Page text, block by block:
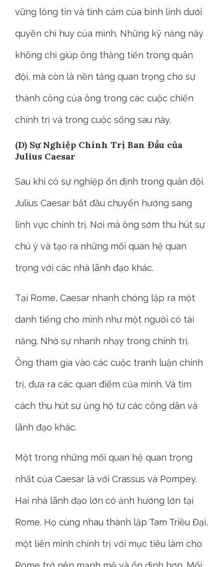
vững lòng tin và tình cảm của binh lính dưới
quyền chỉ huy của mình. Những kỹ năng này
không chỉ giúp ông thăng tiến trong quân
đội, mà còn là nền tảng quan trọng cho sự
thành công của ông trong các cuộc chiến
chính trị và trong cuộc sống sau này.
(D) Sự Nghiệp Chính Trị Ban Đầu của
Julius Caesar
Sau khi có sự nghiệp ổn định trong quân đội.
Julius Caesar bắt đầu chuyển hướng sang
lĩnh vực chính trị. Nơi mà ông sớm thu hút sự
chú ý và tạo ra những mối quan hệ quan
trọng với các nhà lãnh đạo khác.
Tại Rome, Caesar nhanh chóng lập ra một
danh tiếng cho mình như một người có tài
năng. Nhờ sự nhanh nhạy trong chính trị.
Ông tham gia vào các cuộc tranh luận chính
trị, đưa ra các quan điểm của mình. Và tìm
cách thu hút sự ủng hộ từ các công dân và
lãnh đạo khác.
Một trong những mối quan hệ quan trọng
nhất của Caesar là với Crassus và Pompey.
Hai nhà lãnh đạo lớn có ảnh hưởng lớn tại
Rome. Họ cùng nhau thành lập Tam Triều Đại,
một liên minh chính trị với mục tiêu làm cho